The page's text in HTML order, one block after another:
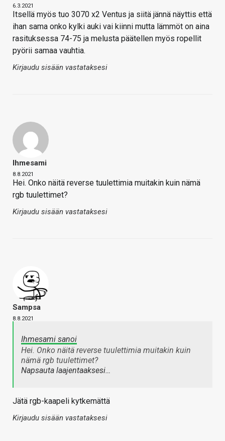
6.3.2021
Itsellä myös tuo 3070 x2 Ventus ja siitä jännä näyttis että
ihan sama onko kylki auki vai kiinni mutta lämmöt on aina
rasituksessa 74-75 ja melusta päätellen myös ropellit
pyörii samaa vauhtia.
Kirjaudu sisään vastataksesi
Ihmesami
8.8.2021
Hei. Onko näitä reverse tuulettimia muitakin kuin nämä
rgb tuulettimet?
Kirjaudu sisään vastataksesi
Sampsa
8.8.2021
Ihmesami sanoi
Hei. Onko näitä reverse tuulettimia muitakin kuin
nämä rgb tuulettimet?
Napsauta laajentaaksesi…
Jätä rgb-kaapeli kytkemättä
Kirjaudu sisään vastataksesi